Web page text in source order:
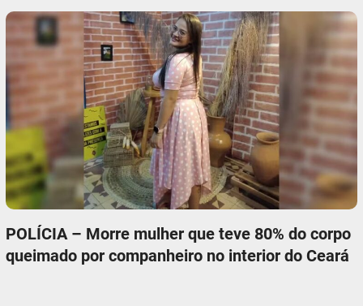
POLÍCIA – Morre mulher que teve 80% do corpo
queimado por companheiro no interior do Ceará